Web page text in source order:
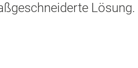
Lösung.